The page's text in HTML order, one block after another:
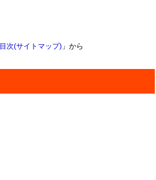
目次(サイトマップ)」から